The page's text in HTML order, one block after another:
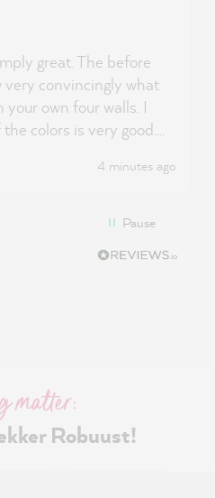
great. The before
convincingly what
own four walls. I
colors is very good.
4 minutes ago
Pause
matter:
Robuust!